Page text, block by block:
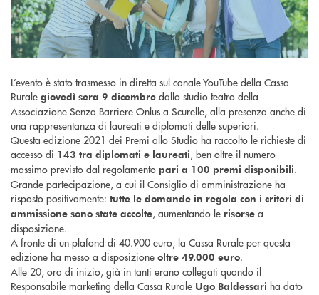
L’evento è stato trasmesso in diretta sul canale YouTube della Cassa
Rurale giovedì sera 9 dicembre dallo studio teatro della
Associazione Senza Barriere Onlus a Scurelle, alla presenza anche di
una rappresentanza di laureati e diplomati delle superiori.
Questa edizione 2021 dei Premi allo Studio ha raccolto le richieste di
accesso di 143 tra diplomati e laureati, ben oltre il numero
massimo previsto dal regolamento pari a 100 premi disponibili.
Grande partecipazione, a cui il Consiglio di amministrazione ha
risposto positivamente: tutte le domande in regola con i criteri di
ammissione sono state accolte, aumentando le risorse a
disposizione.
A fronte di un plafond di 40.900 euro, la Cassa Rurale per questa
edizione ha messo a disposizione oltre 49.000 euro.
Alle 20, ora di inizio, già in tanti erano collegati quando il
Responsabile marketing della Cassa Rurale Ugo Baldessari ha dato